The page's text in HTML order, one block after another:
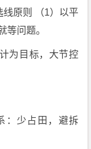
线原则 （1）以平
等问题。
为目标，大节控
：少占田，避拆